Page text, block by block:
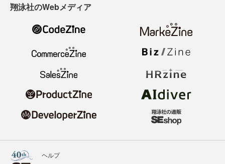
翔泳社のWebメディア
ヘルプ